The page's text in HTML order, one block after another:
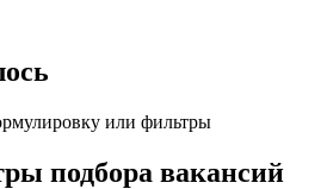
или фильтры
подбора вакансий